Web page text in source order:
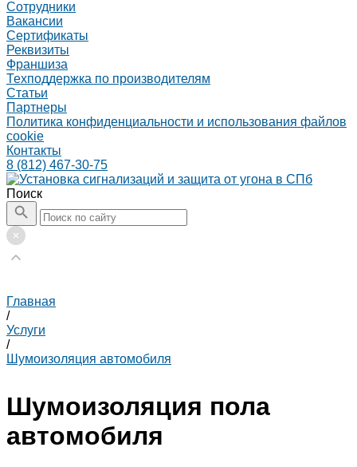
Сотрудники
Вакансии
Сертификаты
Реквизиты
Франшиза
Техподдержка по производителям
Статьи
Партнеры
Политика конфиденциальности и использования файлов
cookie
Контакты
8 (812) 467-30-75
Поиск
Главная
/
Услуги
/
Шумоизоляция автомобиля
Шумоизоляция пола
автомобиля